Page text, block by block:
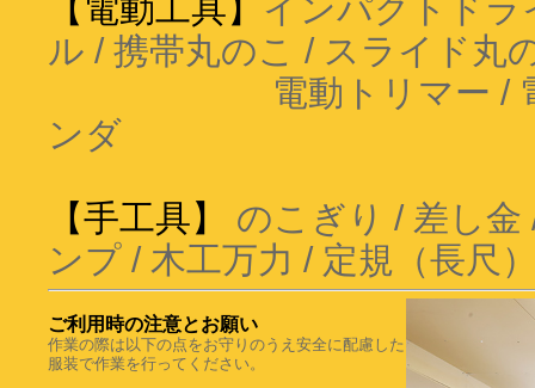
【電動工具】 インパクトドラ
ル / 携帯丸のこ / スライド丸
電動トリマー / 電動サ
ンダ
【手工具】 のこぎり / 差し
ンプ / 木工万力 / 定規（長尺
ご利用時の注意とお願い
作業の際は以下の点をお守りのうえ安全に配慮した
服装で作業を行ってください。